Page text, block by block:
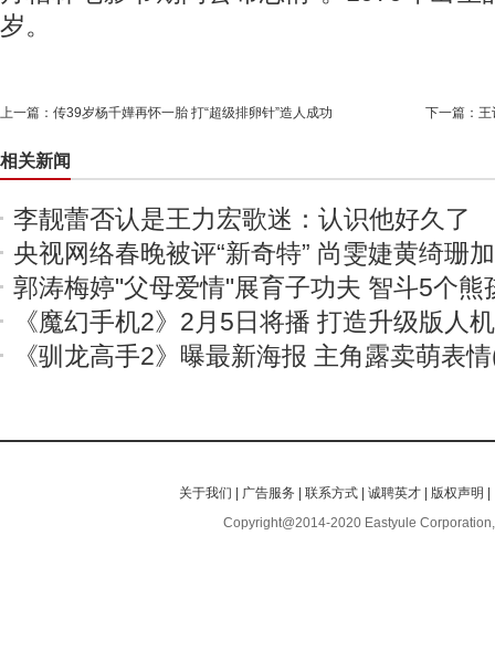
岁。
上一篇： 传39岁杨千嬅再怀一胎 打“超级排卵针”造人成功 下一篇：
相关新闻
李靓蕾否认是王力宏歌迷：认识他好久了
央视网络春晚被评“新奇特” 尚雯婕黄绮珊
郭涛梅婷"父母爱情"展育子功夫 智斗5个熊
《魔幻手机2》2月5日将播 打造升级版人
《驯龙高手2》曝最新海报 主角露卖萌表
关于我们 广告服务 |联系方式 |诚聘英才 版权声明
Copyright@2014-2020 Eastyule